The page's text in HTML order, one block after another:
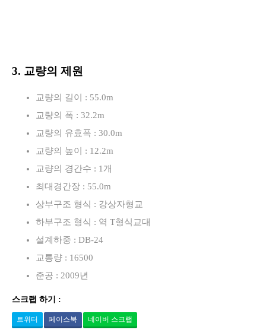
3. 교량의 제원
교량의 길이 : 55.0m
교량의 폭 : 32.2m
교량의 유효폭 : 30.0m
교량의 높이 : 12.2m
교량의 경간수 : 1개
최대경간장 : 55.0m
상부구조 형식 : 강상자형교
하부구조 형식 : 역 T형식교대
설계하중 : DB-24
교통량 : 16500
준공 : 2009년
스크랩 하기 :
트위터 페이스북 네이버 스크랩